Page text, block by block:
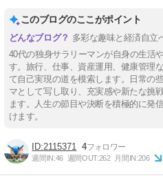
このブログのここがポイント
多彩な趣味と経済自立
40代の独身サラリーマンが自身の生活
す。旅行、仕事、資産運用、健康管理
て自己実現の道を模索します。日常の
マとして写し取り、充実感や新たな挑
ます。人生の節目や決断を積極的に発
けます。
2115371 4
週間IN:46 週間OUT:262 月間IN:206